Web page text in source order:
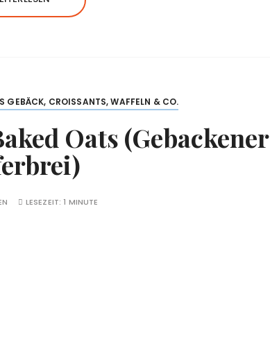
GEBÄCK, CROISSANTS, WAFFELN & CO.
Oats (Gebackener
LESEZEIT:1 MINUTE